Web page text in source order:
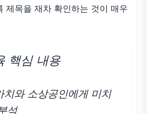
제목을 재차 확인하는 것이 매우
핵심 내용
치와 소상공인에게 미치
석